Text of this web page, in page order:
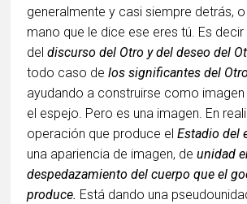
generalmente y casi siempre detrás,
mano que le dice ese eres tú. Es
deldiscurso del Otro y del deseo del
todo caso delos significantes del Otro
ayudando a construirse como
el espejo. Pero es una imagen. En
operación que produce elEstadio del
una apariencia de imagen, deunidad
despedazamiento del cuerpo que el
produce. Está dando una